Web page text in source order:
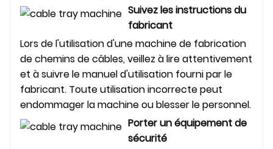
Suivez les instructions du
fabricant
Lors de l'utilisation d'une machine de fabrication
de chemins de câbles, veillez à lire attentivement
et à suivre le manuel d'utilisation fourni par le
fabricant. Toute utilisation incorrecte peut
endommager la machine ou blesser le personnel.
Porter un équipement de
sécurité